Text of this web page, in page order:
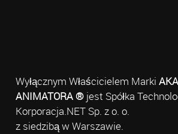
Wyłącznym Właścicielem Marki
ANIMATORA ®jest Spółka
Korporacja.NET Sp. z o. o.
z siedzibą w Warszawie.